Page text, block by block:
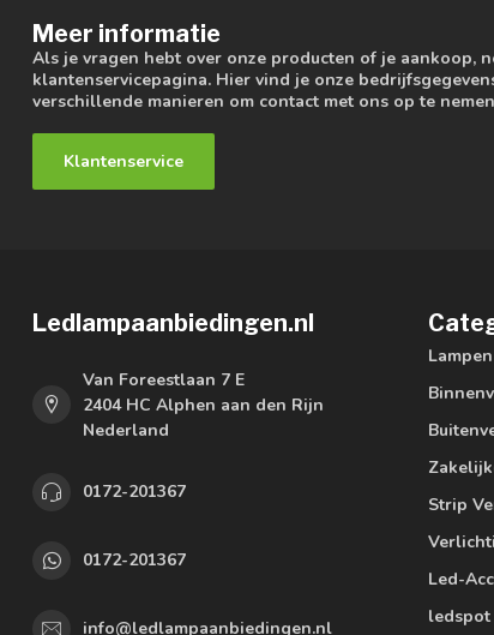
Meer informatie
Als je vragen hebt over onze producten of je aankoop,
klantenservicepagina. Hier vind je onze
verschillende manieren om contact met ons op te
Klantenservice
Ledlampaanbiedingen.nl
Van Foreestlaan 7 E
2404 HC Alphen aan den Rijn
Nederland
0172-201367
0172-201367
info@ledlampaanbiedingen.nl
Lampen
Strip
Led-